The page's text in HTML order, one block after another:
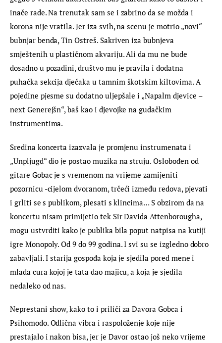
inače rade. Na trenutak sam se i zabrino da se možda i
korona nije vratila. Jer iza svih, na scenu je motrio „novi“
bubnjar benda, Tin Ostreš. Sakriven iza bubnjeva
smještenih u plastičnom akvariju. Ali da mu ne bude
dosadno u pozadini, društvo mu je pravila i dodatna
puhačka sekcija dječaka u tamnim škotskim kiltovima. A
pojedine pjesme su dodatno uljepšale i „Napalm djevice –
next Generejšn“, baš kao i djevojke na gudačkim
instrumentima.
Sredina koncerta izazvala je promjenu instrumenata i
„Unpljugd“ dio je postao muzika na struju. Oslobođen od
gitare Gobac je s vremenom na vrijeme zamijeniti
pozornicu -cijelom dvoranom, trčeći između redova, pjevati
i grliti se s publikom, plesati s klincima… S obzirom da na
koncertu nisam primijetio tek Sir Davida Attenborougha,
mogu ustvrditi kako je publika bila poput natpisa na kutiji
igre Monopoly. Od 9 do 99 godina. I svi su se izgledno dobro
zabavljali. I starija gospođa koja je sjedila pored mene i
mlada cura kojoj je tata dao majicu, a koja je sjedila
nedaleko od nas.
Neprestani show, kako to i priliči za Davora Gobca i
Psihomodo. Odlična vibra i raspoloženje koje nije
prestajalo i nakon bisa, jer je Davor ostao još neko vrijeme